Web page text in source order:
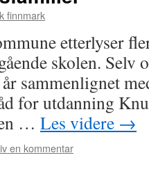
finnmark
etterlyser
skolen. Selv
sammenlignet
for utdanning
… Les videre →
en kommentar